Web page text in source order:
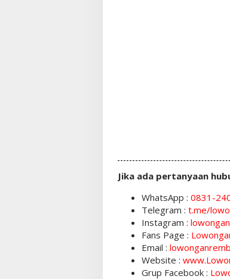
Jika ada pertanyaan
WhatsApp : 0831-
Telegram : t.me/
Instagram :
Fans Page :
Email :
Website :
Grup Facebook :